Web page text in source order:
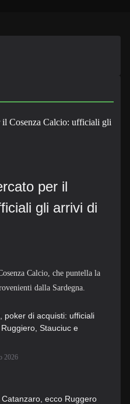
per il
gli arrivi di
Calcio, che puntella la
dalla Sardegna.
poker di acquisti: ufficiali
Stauciuc e
2026
Catanzaro, ecco Ruggero